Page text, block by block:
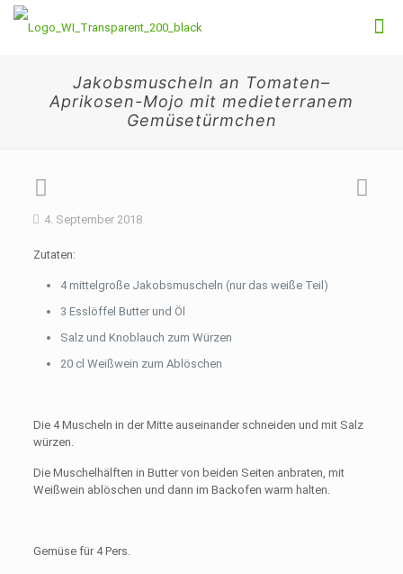
Jakobsmuscheln an Tomaten–
Aprikosen-Mojo mit medieterranem
Gemüsetürmchen
4. September 2018
Zutaten:
4 mittelgroße Jakobsmuscheln (nur das weiße Teil)
3 Esslöffel Butter und Öl
Salz und Knoblauch zum Würzen
20 cl Weißwein zum Ablöschen
Die 4 Muscheln in der Mitte auseinander schneiden und mit Salz
würzen.
Die Muschelhälften in Butter von beiden Seiten anbraten, mit
Weißwein ablöschen und dann im Backofen warm halten.
Gemüse für 4 Pers.